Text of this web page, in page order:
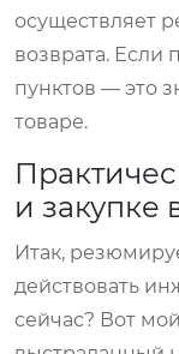
осуществляет
возврата. Если
пунктов — это
товаре.
и закупке
Итак,
действовать
сейчас? Вот